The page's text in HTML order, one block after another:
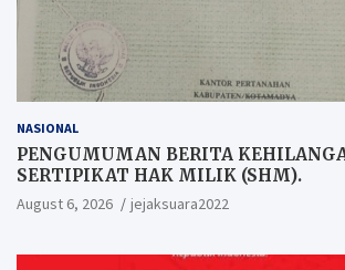
NASIONAL
PENGUMUMAN BERITA
SERTIPIKAT HAK MILIK (SHM).
August 6, 2026 jejaksuara2022